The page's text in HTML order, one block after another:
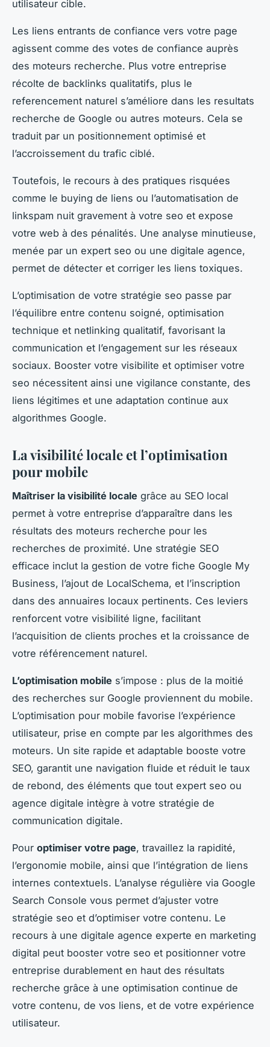
utilisateur cible.
Les liens entrants de confiance vers votre page
agissent comme des votes de confiance auprès
des moteurs recherche. Plus votre entreprise
récolte de backlinks qualitatifs, plus le
referencement naturel s’améliore dans les resultats
recherche de Google ou autres moteurs. Cela se
traduit par un positionnement optimisé et
l’accroissement du trafic ciblé.
Toutefois, le recours à des pratiques risquées
comme le buying de liens ou l’automatisation de
linkspam nuit gravement à votre seo et expose
votre web à des pénalités. Une analyse minutieuse,
menée par un expert seo ou une digitale agence,
permet de détecter et corriger les liens toxiques.
L’optimisation de votre stratégie seo passe par
l’équilibre entre contenu soigné, optimisation
technique et netlinking qualitatif, favorisant la
communication et l’engagement sur les réseaux
sociaux. Booster votre visibilite et optimiser votre
seo nécessitent ainsi une vigilance constante, des
liens légitimes et une adaptation continue aux
algorithmes Google.
La visibilité locale et l’optimisation
pour mobile
Maîtriser la visibilité locale grâce au SEO local
permet à votre entreprise d’apparaître dans les
résultats des moteurs recherche pour les
recherches de proximité. Une stratégie SEO
efficace inclut la gestion de votre fiche Google My
Business, l’ajout de LocalSchema, et l’inscription
dans des annuaires locaux pertinents. Ces leviers
renforcent votre visibilité ligne, facilitant
l’acquisition de clients proches et la croissance de
votre référencement naturel.
L’optimisation mobile s’impose : plus de la moitié
des recherches sur Google proviennent du mobile.
L’optimisation pour mobile favorise l’expérience
utilisateur, prise en compte par les algorithmes des
moteurs. Un site rapide et adaptable booste votre
SEO, garantit une navigation fluide et réduit le taux
de rebond, des éléments que tout expert seo ou
agence digitale intègre à votre stratégie de
communication digitale.
Pour optimiser votre page, travaillez la rapidité,
l’ergonomie mobile, ainsi que l’intégration de liens
internes contextuels. L’analyse régulière via Google
Search Console vous permet d’ajuster votre
stratégie seo et d’optimiser votre contenu. Le
recours à une digitale agence experte en marketing
digital peut booster votre seo et positionner votre
entreprise durablement en haut des résultats
recherche grâce à une optimisation continue de
votre contenu, de vos liens, et de votre expérience
utilisateur.